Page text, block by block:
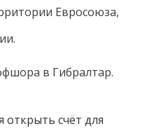
Евросоюза,
в Гибралтар.
открыть счёт для